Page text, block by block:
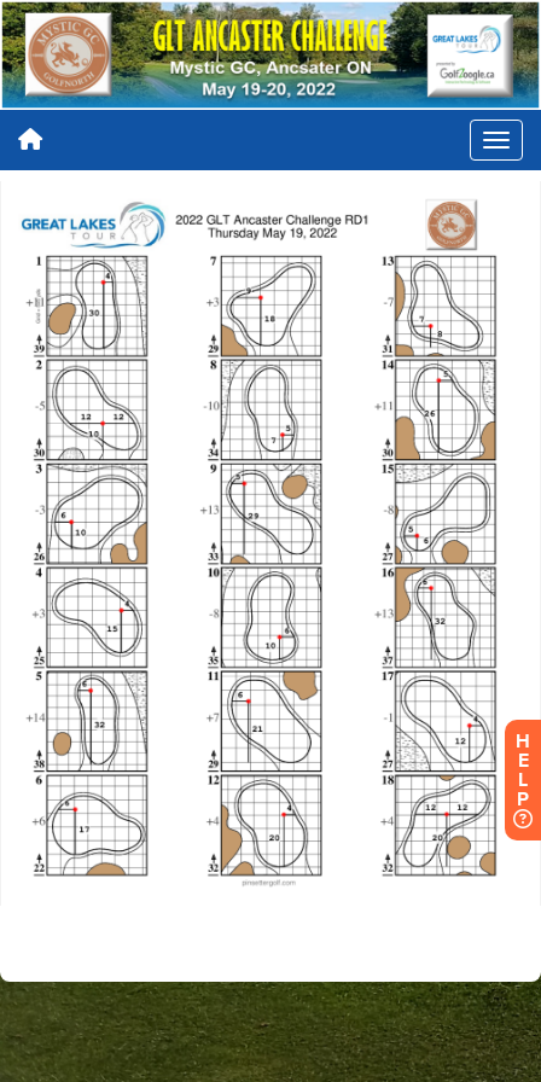
H
E
L
P